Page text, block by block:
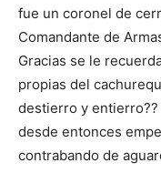
fue un coronel de
Comandante de
Gracias se le
propias del
destierro y
desde entonces
contrabando de